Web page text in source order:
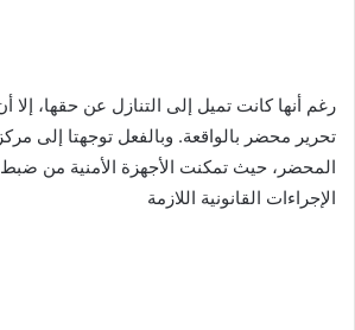
رغم أنها كانت تميل إلى التنازل عن حقها، إلا
تحرير محضر بالواقعة. وبالفعل توجهتا إلى
المحضر، حيث تمكنت الأجهزة الأمنية من ضبط
الإجراءات القانونية اللازمة